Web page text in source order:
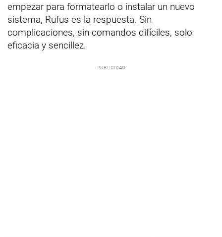
empezar para formatearlo o instalar un nuevo
sistema, Rufus es la respuesta. Sin
complicaciones, sin comandos difíciles, solo
eficacia y sencillez.